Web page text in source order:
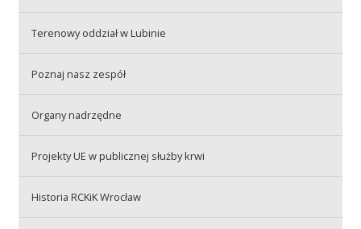
Szkolenia
Terenowy oddział w Lubinie
Poznaj nasz zespół
Organy nadrzędne
Projekty UE w publicznej służby krwi
Historia RCKiK Wrocław